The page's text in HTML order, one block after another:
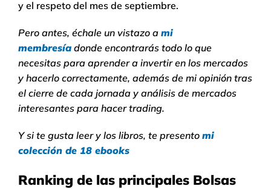
y el respeto del mes de septiembre.
Pero antes, échale un vistazo a mi
membresía donde encontrarás todo lo que
necesitas para aprender a invertir en los mercados
y hacerlo correctamente, además de mi opinión tras
el cierre de cada jornada y análisis de mercados
interesantes para hacer trading.
Y si te gusta leer y los libros, te presento mi
colección de 18 ebooks
Ranking de las principales Bolsas